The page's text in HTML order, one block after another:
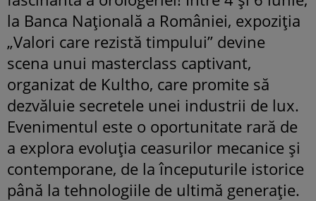
la Banca Națională a României, expoziția
„Valori care rezistă timpului” devine
scena unui masterclass captivant,
organizat de Kultho, care promite să
dezvăluie secretele unei industrii de lux.
Evenimentul este o oportunitate rară de
a explora evoluția ceasurilor mecanice și
contemporane, de la începuturile istorice
până la tehnologiile de ultimă generație.